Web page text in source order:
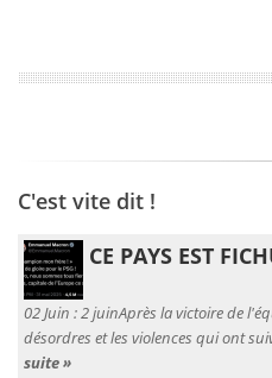
C'est vite dit !
CE PAYS EST
02 Juin :2 juinAprès la victoire de
désordres et les violences qui ont
suite »